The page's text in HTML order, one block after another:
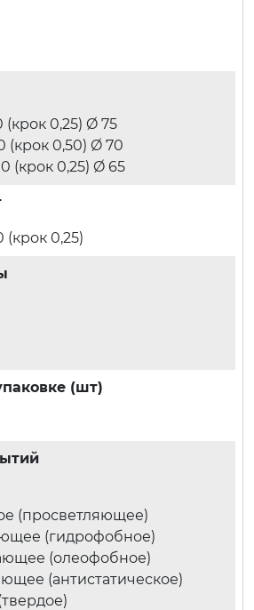
(крок 0,25) Ø 75
(крок 0,50) Ø 70
(крок 0,25) Ø 65
(крок 0,25)
(шт)
(просветляющее)
(гидрофобное)
(олеофобное)
(антистатическое)